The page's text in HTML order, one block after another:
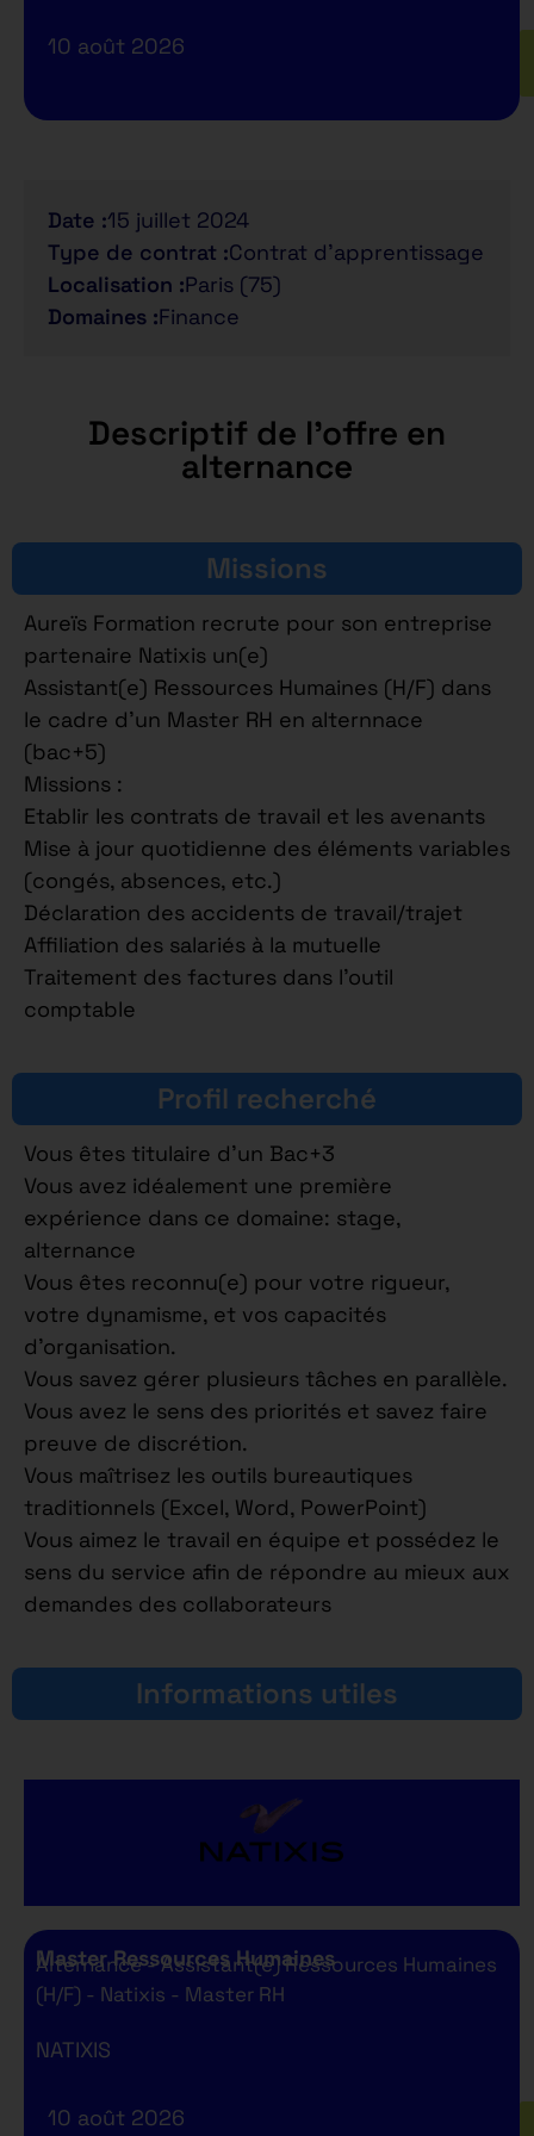
10 août 2026
Date :15 juillet 2024
Type de contrat :Contrat d'apprentissage
Localisation :Paris (75)
Domaines :Finance
Descriptif de l'offre en
alternance
Missions
Aureïs Formation recrute pour son entreprise
partenaire Natixis un(e)
Assistant(e) Ressources Humaines (H/F) dans
le cadre d’un Master RH en alternnace
(bac+5)
Missions :
Etablir les contrats de travail et les avenants
Mise à jour quotidienne des éléments variables
(congés, absences, etc.)
Déclaration des accidents de travail/trajet
Affiliation des salariés à la mutuelle
Traitement des factures dans l’outil
comptable
Profil recherché
Vous êtes titulaire d’un Bac+3
Vous avez idéalement une première
expérience dans ce domaine: stage,
alternance
Vous êtes reconnu(e) pour votre rigueur,
votre dynamisme, et vos capacités
d’organisation.
Vous savez gérer plusieurs tâches en parallèle.
Vous avez le sens des priorités et savez faire
preuve de discrétion.
Vous maîtrisez les outils bureautiques
traditionnels (Excel, Word, PowerPoint)
Vous aimez le travail en équipe et possédez le
sens du service afin de répondre au mieux aux
demandes des collaborateurs
Informations utiles
Master Ressources Humaines
Alternance - Assistant(e) Ressources Humaines
(H/F) - Natixis - Master RH
NATIXIS
10 août 2026